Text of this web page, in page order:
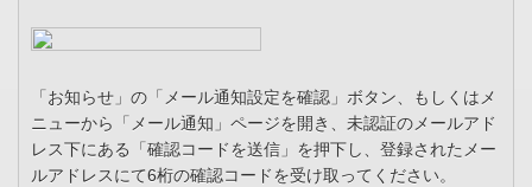
「お知らせ」の「メール通知設定を確認」ボタン、もしくはメ
ニューから「メール通知」ページを開き、未認証のメールアド
レス下にある「確認コードを送信」を押下し、登録されたメー
ルアドレスにて6桁の確認コードを受け取ってください。